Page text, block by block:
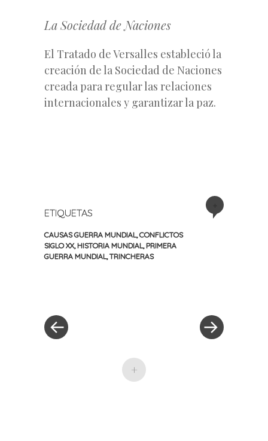
La Sociedad de Naciones
El Tratado de Versalles estableció la
creación de la Sociedad de Naciones
creada para regular las relaciones
internacionales y garantizar la paz.
ETIQUETAS
CAUSAS GUERRA MUNDIAL ,CONFLICTOS
SIGLO XX, HISTORIA MUNDIAL PRIMERA
GUERRA MUNDIAL ,TRINCHERAS
entradas
+